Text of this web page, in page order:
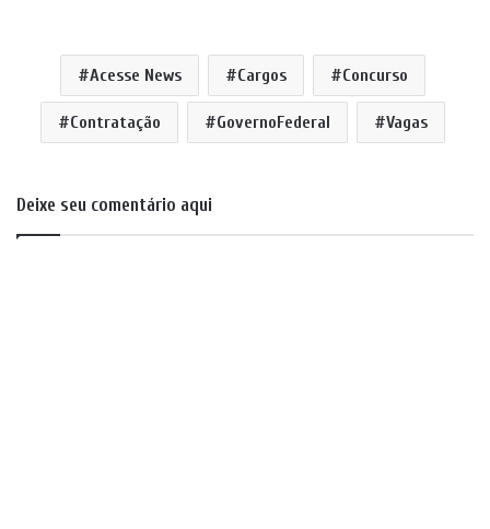
Acesse News Cargos Concurso
Contratação GovernoFederal Vagas
Deixe seu comentário aqui